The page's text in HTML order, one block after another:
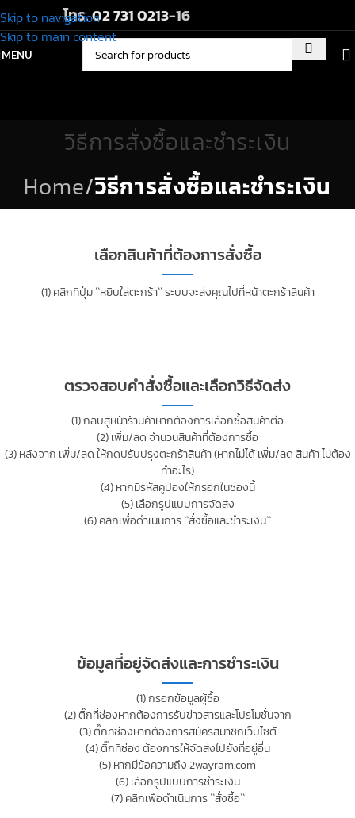
Skip to navigation
Skip to main content
โทร.02 731 0213-16
MENU
วิธีการสั่งซื้อและชำระเงิน
Home/วิธีการสั่งซื้อและชำระเงิน
เลือกสินค้าที่ต้องการสั่งซื้อ
(1) คลิกที่ปุ่ม ``หยิบใส่ตะกร้า`` ระบบจะส่งคุณไปที่หน้าตะกร้าสินค้า
ตรวจสอบคำสั่งซื้อและเลือกวิธีจัดส่ง
(1) กลับสู่หน้าร้านค้าหากต้องการเลือกซื้อสินค้าต่อ
(2) เพิ่ม/ลด จำนวนสินค้าที่ต้องการซื้อ
(3) หลังจาก เพิ่ม/ลด ให้กดปรับปรุงตะกร้าสินค้า (หากไม่ได้ เพิ่ม/ลด สินค้า ไม่ต้อง
ทำอะไร)
(4) หากมีรหัสคูปองให้กรอกในช่องนี้
(5) เลือกรูปแบบการจัดส่ง
(6) คลิกเพื่อดำเนินการ ``สั่งซื้อและชำระเงิน``
ข้อมูลที่อยู่จัดส่งและการชำระเงิน
(1) กรอกข้อมูลผู้ซื้อ
(2) ติ๊กที่ช่องหากต้องการรับข่าวสารและโปรโมชั่นจาก
(3) ติ๊กที่ช่องหากต้องการสมัครสมาชิกเว็บไซต์
(4) ติ๊กที่ช่อง ต้องการให้จัดส่งไปยังที่อยู่อื่น
(5) หากมีข้อความถึง 2wayram.com
(6) เลือกรูปแบบการชำระเงิน
(7) คลิกเพื่อดำเนินการ ``สั่งซื้อ``